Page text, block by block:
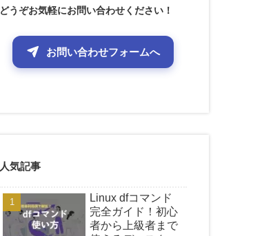
どうぞお気軽にお問い合わせください！
お問い合わせフォームへ
人気記事
Linux dfコマンド
完全ガイド！初心
者から上級者まで